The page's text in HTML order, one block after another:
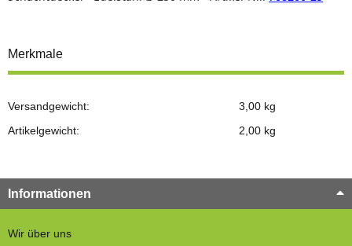
Merkmale
Versandgewicht:
3,00 kg
Artikelgewicht:
2,00 kg
Informationen
Wir über uns